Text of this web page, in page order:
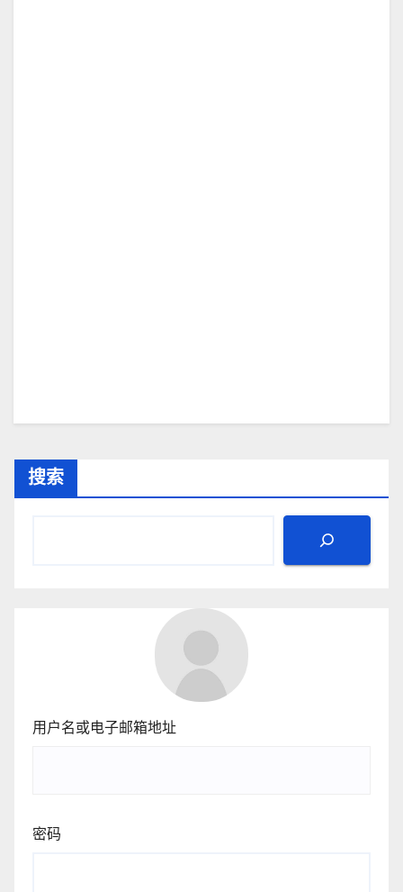
搜索
用户名或电子邮箱地址
密码